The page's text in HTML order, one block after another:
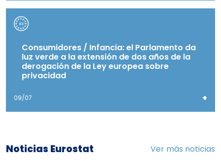
Consumidores / Infancia: el Parlamento da
luz verde a la extensión de dos años de la
derogación de la Ley europea sobre
privacidad
09/07 +
Noticias Eurostat Ver más noticias